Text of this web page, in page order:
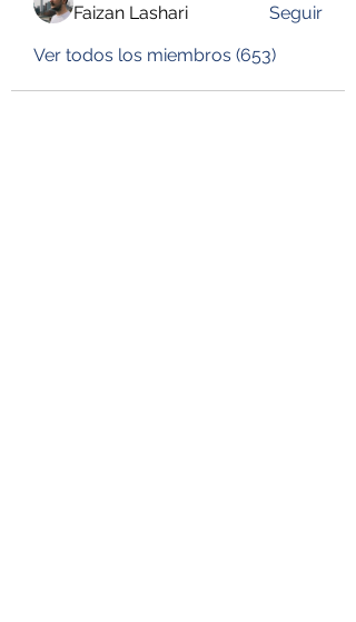
Faizan Lashari
Seguir
Ver todos los miembros (653)